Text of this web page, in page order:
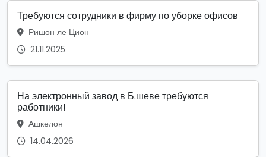
Требуются сотрудники в фирму по уборке офисов
Ришон ле Цион
21.11.2025
На электронный завод в Б.шеве требуются
работники!
Ашкелон
14.04.2026